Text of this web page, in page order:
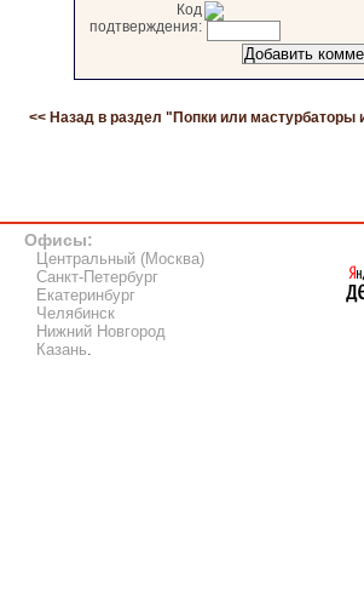
Код
подтверждения:
<< Назад в раздел " Попки или
Офисы:
Центральный (Москва)
Санкт-Петербург
Екатеринбург
Челябинск
Нижний Новгород
Казань.